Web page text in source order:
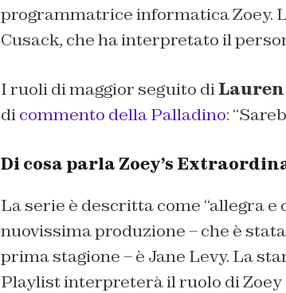
programmatrice informatica Zoey.
Cusack, che ha interpretato il
I ruoli di maggior seguito di
dicommento della Palladino: “
Di cosa parla Zoey’s
La serie è descritta come “allegra
nuovissima produzione – che è
prima stagione – è Jane Levy. La
Playlist interpreterà il ruolo di